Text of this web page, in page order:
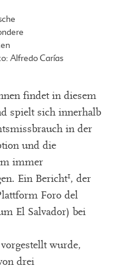
Alfredo Carías
findet in diesem
spielt sich innerhalb
in der
und die
immer
Ein Bericht1, der
Foro del
El Salvador) bei
wurde,
drei